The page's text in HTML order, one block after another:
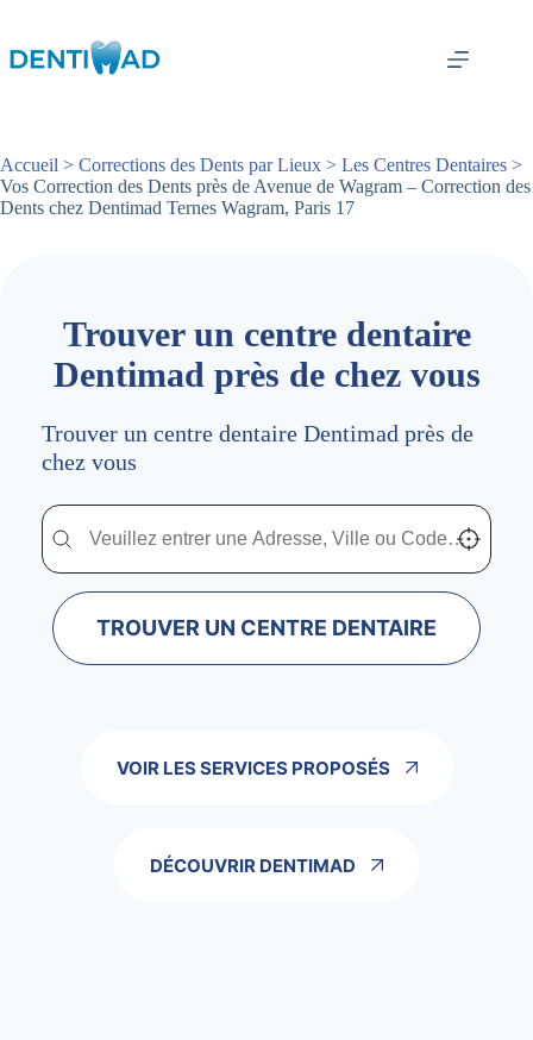
contenu
Accueil > Corrections des Dents par Lieux > Les Centres Dentaires >
Vos Correction des Dents près de Avenue de Wagram – Correction des
Dents chez Dentimad Ternes Wagram, Paris 17
Trouver un centre dentaire
Dentimad près de chez vous
Trouver un centre dentaire Dentimad près de
chez vous
Trouver un centre dentaire Dentimad près de
Trouver un centre dentaire Dentimad près de chez vous Localisez-
TROUVER UN CENTRE DENTAIRE
VOIR LES SERVICES PROPOSÉS
DÉCOUVRIR DENTIMAD